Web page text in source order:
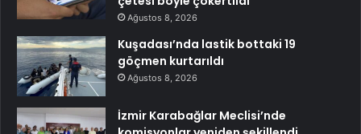
Ağustos 8, 2026
Kuşadası’nda lastik bottaki 19
göçmen kurtarıldı
Ağustos 8, 2026
İzmir Karabağlar Meclisi’nde